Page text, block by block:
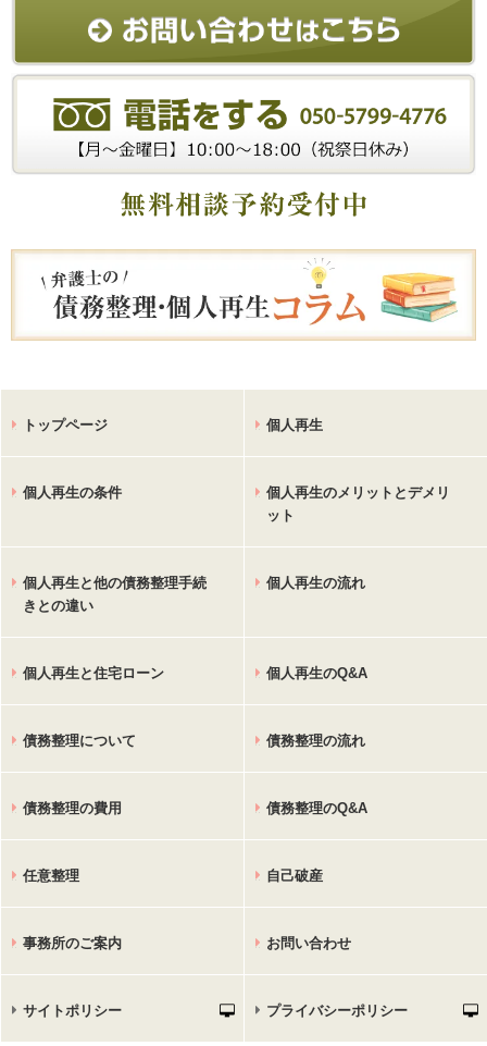
トップページ 個人再生
個人再生の条件
個人再生のメリットとデメリ
ット
個人再生と他の債務整理手続
きとの違い
個人再生の流れ
個人再生と住宅ローン 個人再生のQ&A
債務整理について 債務整理の流れ
債務整理の費用 債務整理のQ&A
任意整理 自己破産
事務所のご案内 お問い合わせ
サイトポリシー プライバシーポリシー